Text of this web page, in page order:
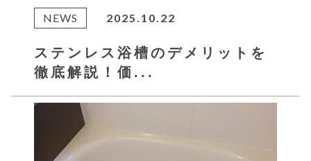
NEWS 2025.10.22
ステンレス浴槽のデメリットを
徹底解説！価...